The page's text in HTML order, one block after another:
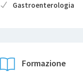
Gastroenterologia
Formazione